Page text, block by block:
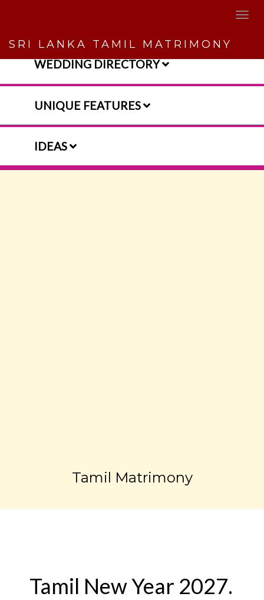
SRI LANKA TAMIL MATRIMONY
WEDDING DIRECTORY
UNIQUE FEATURES
IDEAS
Tamil Matrimony
Tamil New Year 2027.